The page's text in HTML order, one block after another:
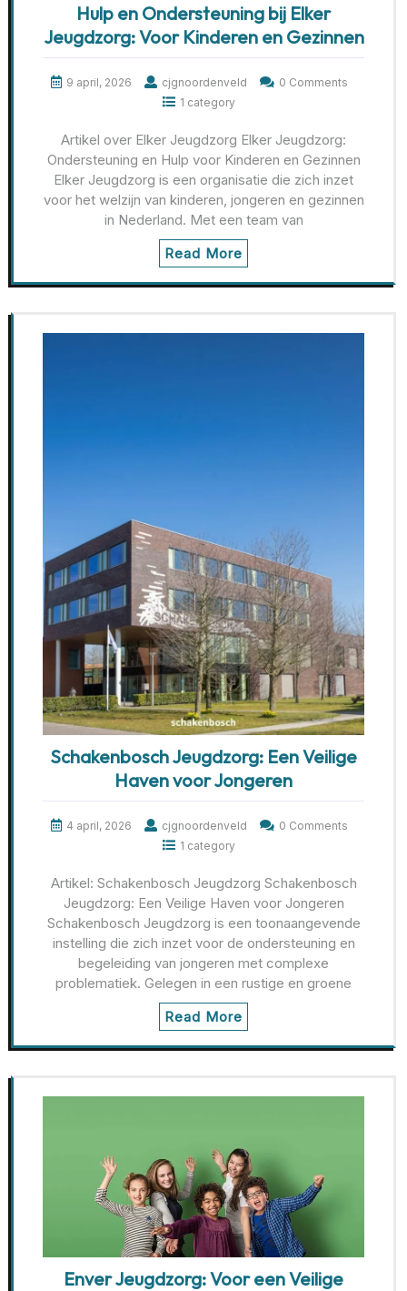
Hulp en Ondersteuning bij Elker
Jeugdzorg: Voor Kinderen en Gezinnen
9 april, 2026 cjgnoordenveld
0 Comments
1 category
Artikel over Elker Jeugdzorg Elker Jeugdzorg:
Ondersteuning en Hulp voor Kinderen en Gezinnen
Elker Jeugdzorg is een organisatie die zich inzet
voor het welzijn van kinderen, jongeren en gezinnen
in Nederland. Met een team van
Read More
Schakenbosch Jeugdzorg: Een Veilige
Haven voor Jongeren
4 april, 2026 cjgnoordenveld
0 Comments
1 category
Artikel: Schakenbosch Jeugdzorg Schakenbosch
Jeugdzorg: Een Veilige Haven voor Jongeren
Schakenbosch Jeugdzorg is een toonaangevende
instelling die zich inzet voor de ondersteuning en
begeleiding van jongeren met complexe
problematiek. Gelegen in een rustige en groene
Read More
Enver Jeugdzorg: Voor een Veilige